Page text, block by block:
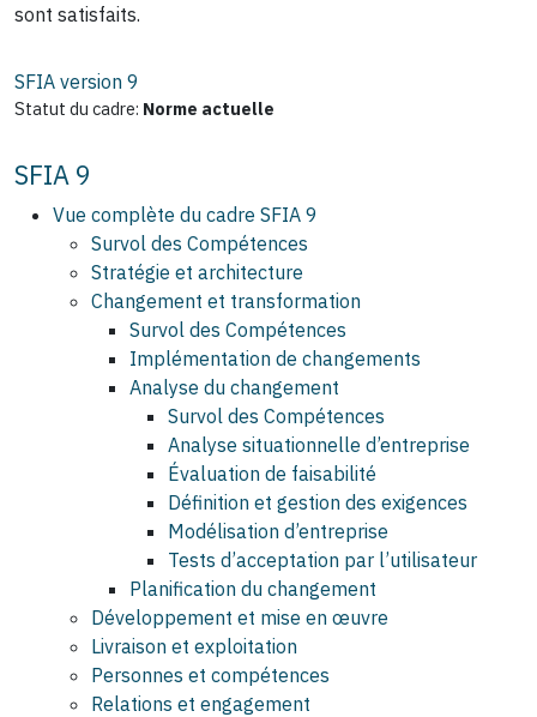
sont satisfaits.
SFIA version 9
Statut du cadre: Norme actuelle
SFIA 9
Vue complète du cadre SFIA 9
Survol des Compétences
Stratégie et architecture
Changement et transformation
Survol des Compétences
Implémentation de changements
Analyse du changement
Survol des Compétences
Analyse situationnelle d’entreprise
Évaluation de faisabilité
Définition et gestion des exigences
Modélisation d’entreprise
Tests d’acceptation par l’utilisateur
Planification du changement
Développement et mise en œuvre
Livraison et exploitation
Personnes et compétences
Relations et engagement